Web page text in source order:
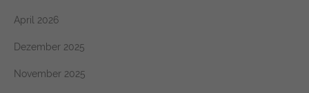
April 2026
Dezember 2025
November 2025